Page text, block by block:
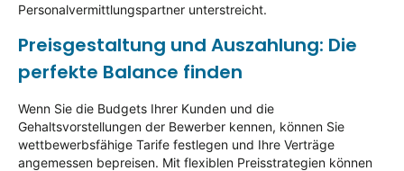
Personalvermittlungspartner unterstreicht.
Preisgestaltung und Auszahlung: Die
perfekte Balance finden
Wenn Sie die Budgets Ihrer Kunden und die
Gehaltsvorstellungen der Bewerber kennen, können Sie
wettbewerbsfähige Tarife festlegen und Ihre Verträge
angemessen bepreisen. Mit flexiblen Preisstrategien können